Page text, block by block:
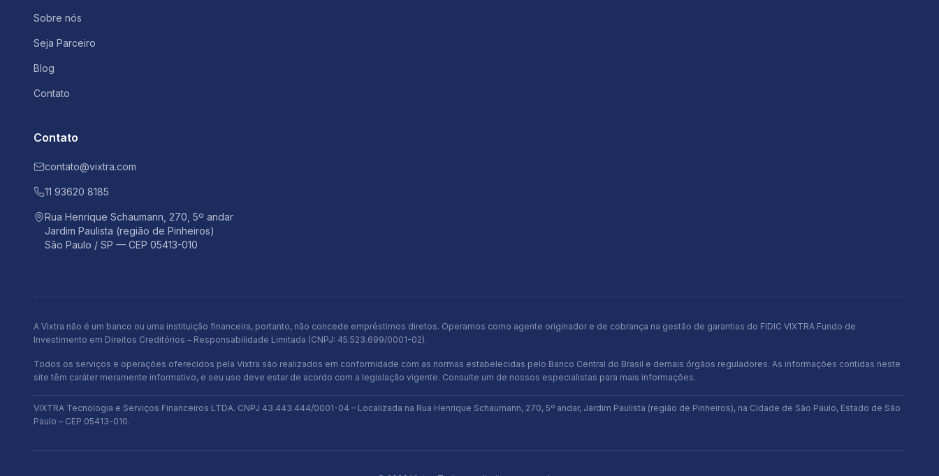
Sobre nós
Seja Parceiro
Blog
Contato
Contato
contato@vixtra.com
11 93620 8185
Rua Henrique Schaumann, 270, 5º andar
Jardim Paulista (região de Pinheiros)
São Paulo / SP — CEP 05413-010
A Vixtra não é um banco ou uma instituição financeira, portanto, não concede empréstimos diretos. Operamos como agente originador e de cobrança na gestão de garantias do FIDIC VIXTRA Fundo de
Investimento em Direitos Creditórios – Responsabilidade Limitada (CNPJ: 45.523.699/0001-02).
Todos os serviços e operações oferecidos pela Vixtra são realizados em conformidade com as normas estabelecidas pelo Banco Central do Brasil e demais órgãos reguladores. As informações contidas neste
site têm caráter meramente informativo, e seu uso deve estar de acordo com a legislação vigente. Consulte um de nossos especialistas para mais informações.
VIXTRA Tecnologia e Serviços Financeiros LTDA. CNPJ 43.443.444/0001-04 – Localizada na Rua Henrique Schaumann, 270, 5º andar, Jardim Paulista (região de Pinheiros), na Cidade de São Paulo, Estado de São
Paulo – CEP 05413-010.